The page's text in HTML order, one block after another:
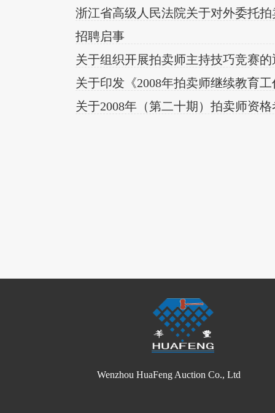
浙江省高级人民法院关于对外委托
招聘启事
关于组织开展拍卖师主持技巧竞赛的
关于印发《2008年拍卖师继续教育
关于2008年（第二十期）拍卖师资
Wenzhou HuaFeng Auction Co., Ltd